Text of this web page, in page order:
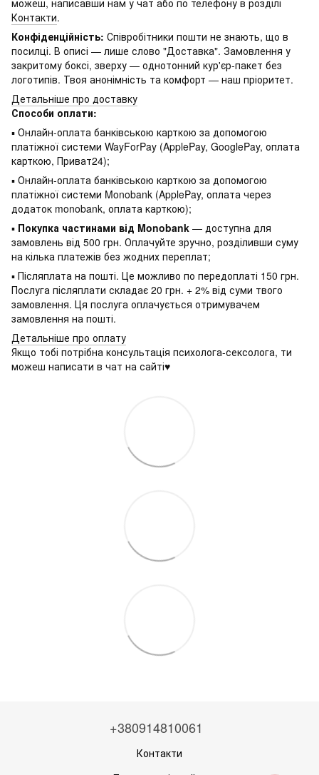
Контакти.
Конфіденційність: Співробітники пошти не знають, що в
посилці. В описі — лише слово "Доставка". Замовлення у
закритому боксі, зверху — однотонний кур'єр-пакет без
логотипів. Твоя анонімність та комфорт — наш пріоритет.
Детальніше про доставку
Способи оплати:
▪ Онлайн-оплата банківською карткою за допомогою
платіжної системи WayForPay (ApplePay, GooglePay, оплата
карткою, Приват24);
▪ Онлайн-оплата банківською карткою за допомогою
платіжної системи Monobank (ApplePay, оплата через
додаток monobank, оплата карткою);
▪ Покупка частинами від Monobank — доступна для
замовлень від 500 грн. Оплачуйте зручно, розділивши суму
на кілька платежів без жодних переплат;
▪ Післяплата на пошті. Це можливо по передоплаті 150 грн.
Послуга післяплати складає 20 грн. + 2% від суми твого
замовлення. Ця послуга оплачується отримувачем
замовлення на пошті.
Детальніше про оплату
Якщо тобі потрібна консультація психолога-сексолога, ти
можеш написати в чат на сайті♥
+380914810061
Контакти